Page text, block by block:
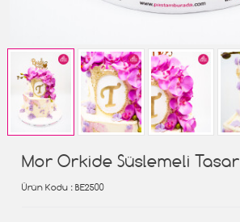
Mor Orkide Süslemeli
Ürün Kodu : BE2500